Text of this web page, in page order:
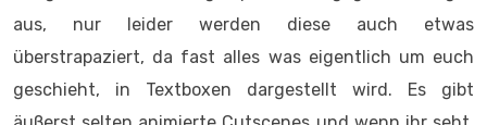
ziemlich Dröge, da selten gezeigt wird, was sich vor
eurem Auge abspielt.
Fairy Fencer F stellt eure Geduld zudem ziemlich auf